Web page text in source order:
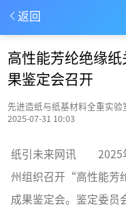
返回
高性能芳纶绝缘
果鉴定会召开
先进造纸与纸基材料全重实验
2025-07-31 10:03
纸引未来网讯 2025
州组织召开“高性能芳
成果鉴定会。鉴定委员